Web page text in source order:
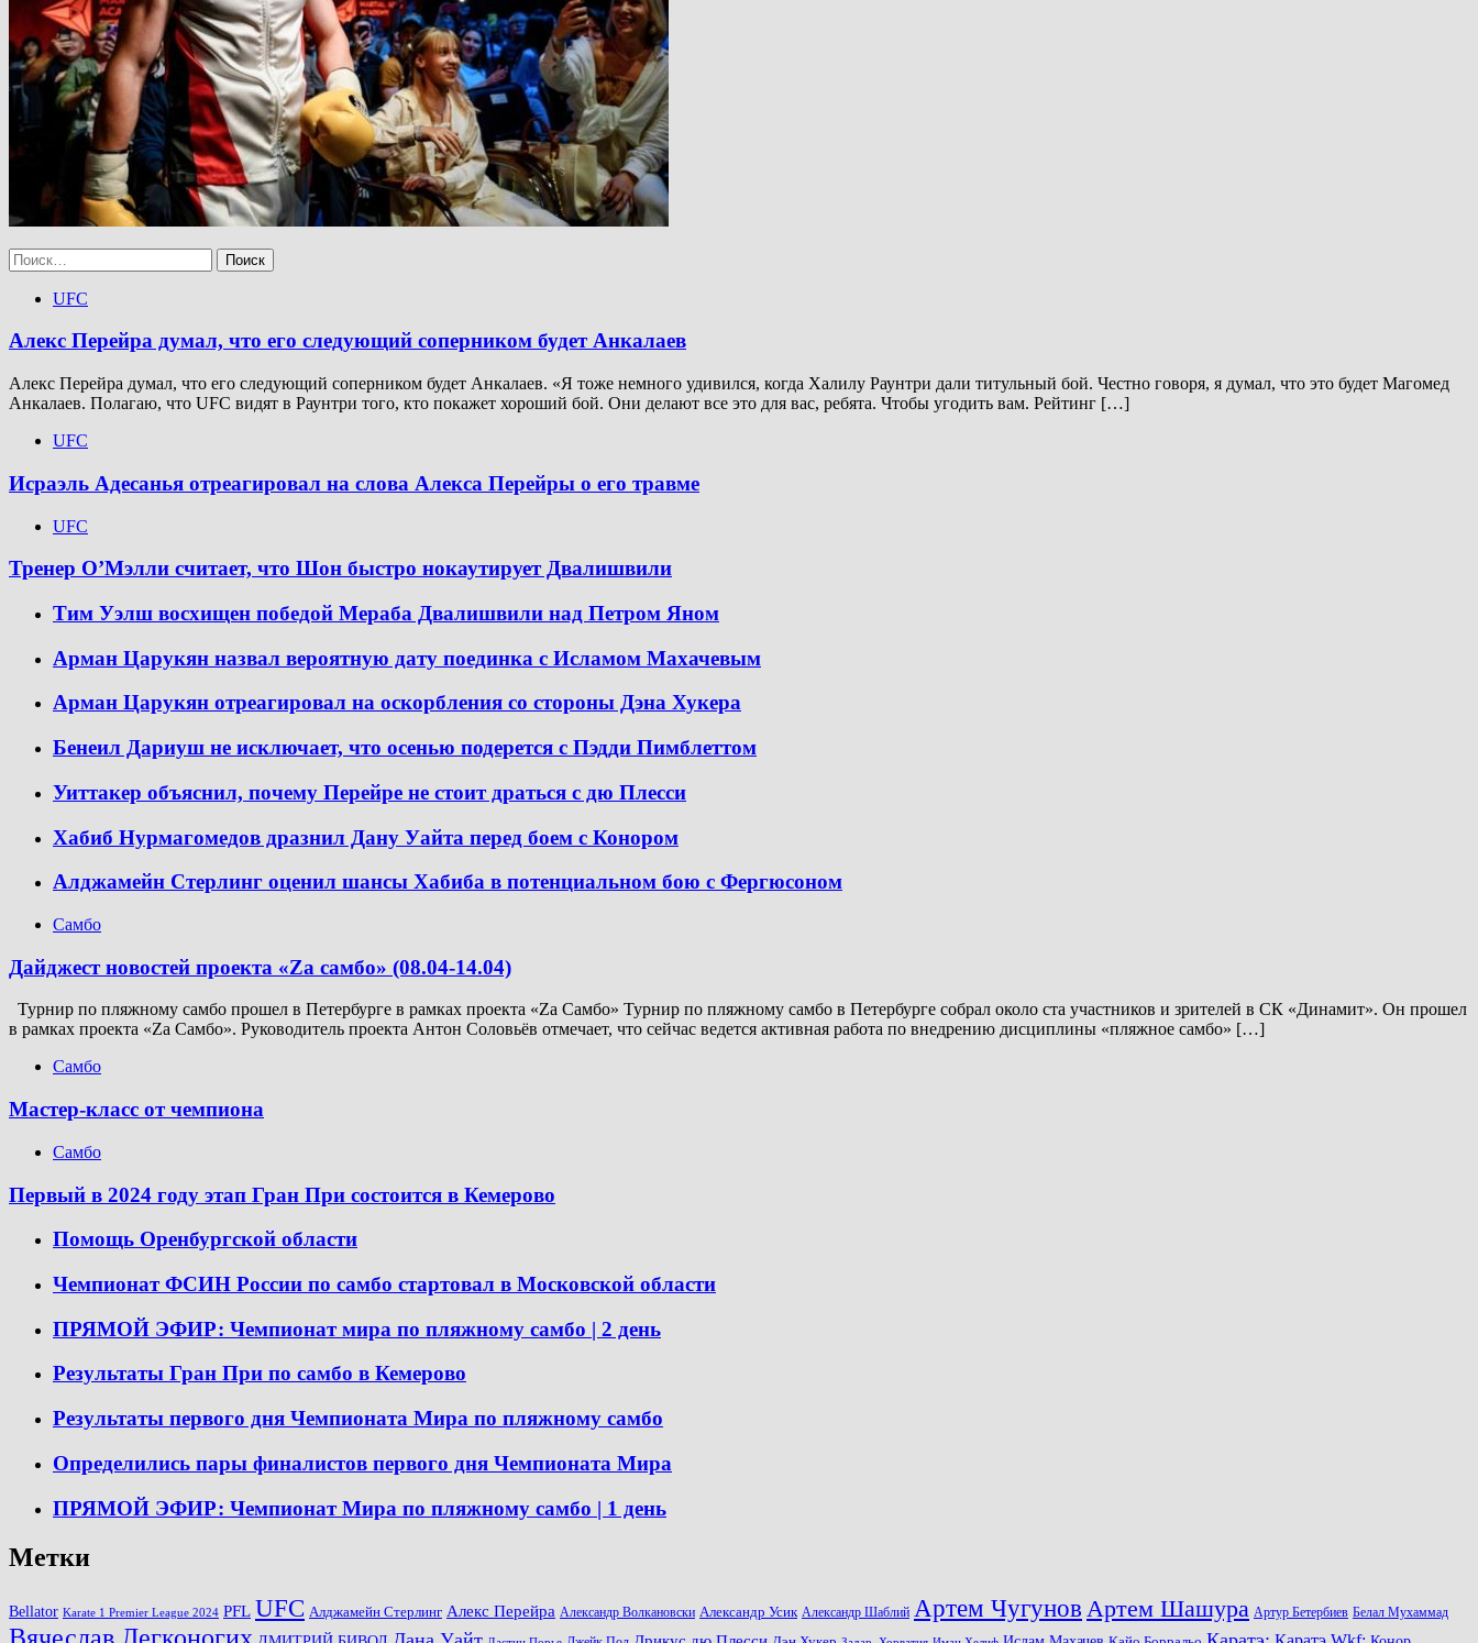
Найти:
UFC
Алекс Перейра думал, что его следующий соперником будет Анкалаев
Алекс Перейра думал, что его следующий соперником будет Анкалаев. «Я тоже немного удивился, когда Халилу Раунтри дали титульный бой. Честно говоря, я думал, что это будет Магомед
Анкалаев. Полагаю, что UFC видят в Раунтри того, кто покажет хороший бой. Они делают все это для вас, ребята. Чтобы угодить вам. Рейтинг […]
UFC
Исраэль Адесанья отреагировал на слова Алекса Перейры о его травме
UFC
Тренер О’Мэлли считает, что Шон быстро нокаутирует Двалишвили
Тим Уэлш восхищен победой Мераба Двалишвили над Петром Яном
Арман Царукян назвал вероятную дату поединка с Исламом Махачевым
Арман Царукян отреагировал на оскорбления со стороны Дэна Хукера
Бенеил Дариуш не исключает, что осенью подерется с Пэдди Пимблеттом
Уиттакер объяснил, почему Перейре не стоит драться с дю Плесси
Хабиб Нурмагомедов дразнил Дану Уайта перед боем с Конором
Алджамейн Стерлинг оценил шансы Хабиба в потенциальном бою с Фергюсоном
Самбо
Дайджест новостей проекта «Zа самбо» (08.04-14.04)
Турнир по пляжному самбо прошел в Петербурге в рамках проекта «Za Самбо» Турнир по пляжному самбо в Петербурге собрал около ста участников и зрителей в СК «Динамит». Он прошел
в рамках проекта «Za Самбо». Руководитель проекта Антон Соловьёв отмечает, что сейчас ведется активная работа по внедрению дисциплины «пляжное самбо» […]
Самбо
Мастер-класс от чемпиона
Самбо
Первый в 2024 году этап Гран При состоится в Кемерово
Помощь Оренбургской области
Чемпионат ФСИН России по самбо стартовал в Московской области
ПРЯМОЙ ЭФИР: Чемпионат мира по пляжному самбо | 2 день
Результаты Гран При по самбо в Кемерово
Результаты первого дня Чемпионата Мира по пляжному самбо
Определились пары финалистов первого дня Чемпионата Мира
ПРЯМОЙ ЭФИР: Чемпионат Мира по пляжному самбо | 1 день
Метки
Bellator Karate 1 Premier League 2024 PFL UFC Алджамейн Стерлинг Алекс Перейра Александр Волкановски Александр Усик Александр Шаблий Артем Чугунов Артем Шашура Артур Бетербиев Белал Мухаммад